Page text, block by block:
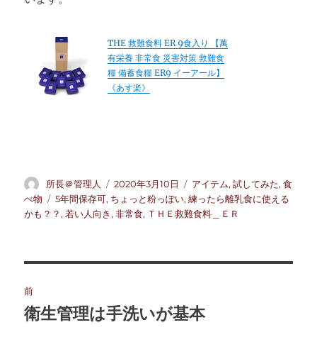
THE 救難食料 ER 9食入り 【萬
有栄養 非常食 災害対策 救難食
糧 備蓄食糧 ER9 イーアール】
《あす楽》
投
稿
者
所長＠管理人
投
稿
日:
2020年3月10日
カ
テ
ゴ
アイテム,試してみた,食
べ物
タ
グ
5年間保存可, ちょっと粉っぽい,練ったら離乳食に使える
かも？？ ,若い人向き ,非常食, ＴＨＥ救難食料＿ＥＲ
稿
前
前
衛生管理は手洗いが基本